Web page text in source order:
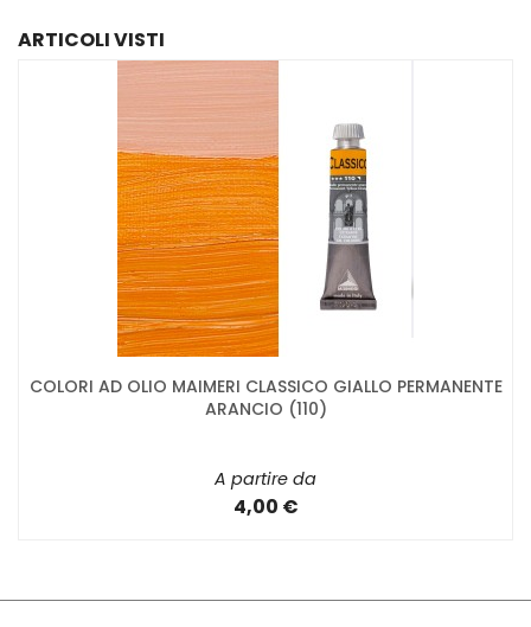
ARTICOLI VISTI
COLORI AD OLIO MAIMERI CLASSICO GIALLO PERMANENTE
ARANCIO (110)
A partire da
4,00 €